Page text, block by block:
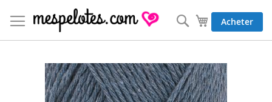
au
contenu
Mon panier
Acheter
Rechercher